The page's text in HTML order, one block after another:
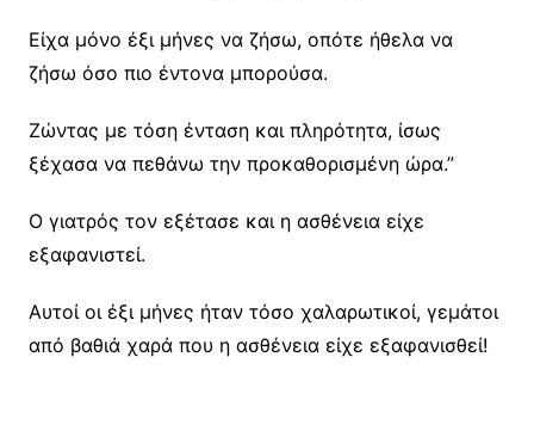
Είχα μόνο έξι μήνες να ζήσω, οπότε ήθελα να
ζήσω όσο πιο έντονα μπορούσα.
Ζώντας με τόση ένταση και πληρότητα, ίσως
ξέχασα να πεθάνω την προκαθορισμένη ώρα.”
Ο γιατρός τον εξέτασε και η ασθένεια είχε
εξαφανιστεί.
Αυτοί οι έξι μήνες ήταν τόσο χαλαρωτικοί, γεμάτοι
από βαθιά χαρά που η ασθένεια είχε εξαφανισθεί!